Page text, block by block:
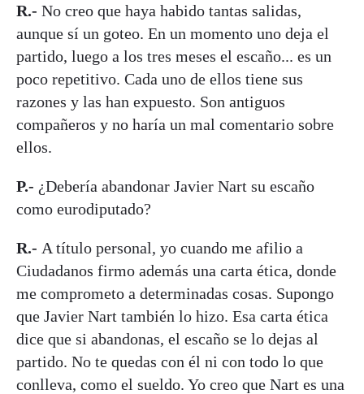
R.- No creo que haya habido tantas salidas,
aunque sí un goteo. En un momento uno deja el
partido, luego a los tres meses el escaño... es un
poco repetitivo. Cada uno de ellos tiene sus
razones y las han expuesto. Son antiguos
compañeros y no haría un mal comentario sobre
ellos.
P.- ¿Debería abandonar Javier Nart su escaño
como eurodiputado?
R.- A título personal, yo cuando me afilio a
Ciudadanos firmo además una carta ética, donde
me comprometo a determinadas cosas. Supongo
que Javier Nart también lo hizo. Esa carta ética
dice que si abandonas, el escaño se lo dejas al
partido. No te quedas con él ni con todo lo que
conlleva, como el sueldo. Yo creo que Nart es una